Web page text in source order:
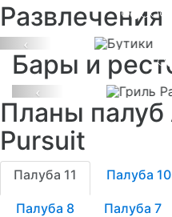
Развлечения
Previous
Бары и
Гриль
Previous
Планы палуб
Pursuit
Палуба 11 Палуба 10
Палуба 8 Палуба 7